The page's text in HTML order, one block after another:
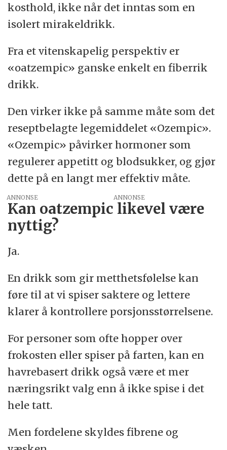
kosthold, ikke når det inntas som en
isolert mirakeldrikk.
Fra et vitenskapelig perspektiv er
«oatzempic» ganske enkelt en fiberrik
drikk.
Den virker ikke på samme måte som det
reseptbelagte legemiddelet «Ozempic».
«Ozempic» påvirker hormoner som
regulerer appetitt og blodsukker, og gjør
dette på en langt mer effektiv måte.
ANNONSE
Kan oatzempic likevel være
nyttig?
Ja.
En drikk som gir metthetsfølelse kan
føre til at vi spiser saktere og lettere
klarer å kontrollere porsjonsstørrelsene.
For personer som ofte hopper over
frokosten eller spiser på farten, kan en
havrebasert drikk også være et mer
næringsrikt valg enn å ikke spise i det
hele tatt.
Men fordelene skyldes fibrene og